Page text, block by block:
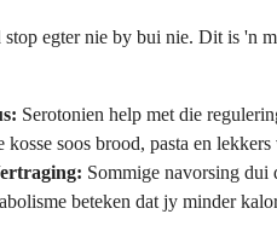
stop egter nie by bui nie. Dit is 'n
Serotonien help met die
soos brood, pasta en lekkers
Sommige navorsing dui
beteken dat jy minder